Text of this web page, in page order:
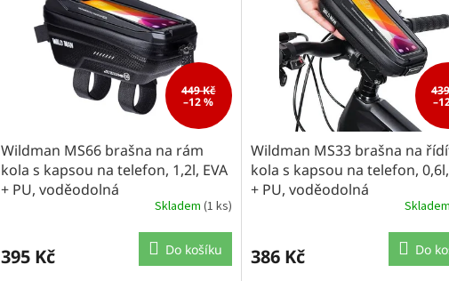
449 Kč
–12 %
Wildman MS66 brašna na rám
kola s kapsou na telefon, 1,2l, EVA
+ PU, voděodolná
Skladem (1 ks)
395 Kč Do košíku
Wildman MS33 brašna na
kola s kapsou na telefon, 0,6l,
+ PU, voděodolná
Skladem
386 Kč Do